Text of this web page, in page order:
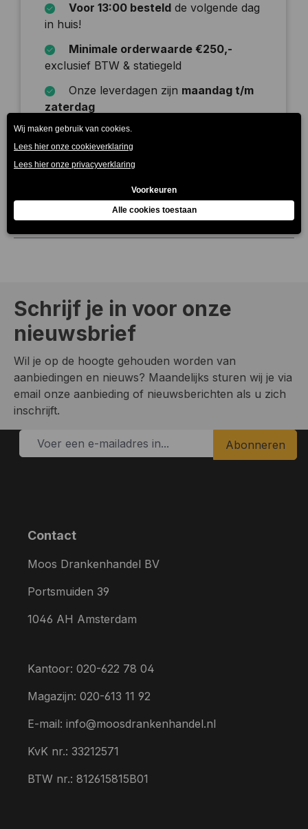
Voor 13:00 besteld de volgende dag
in huis!
Minimale orderwaarde €250,-
exclusief BTW & statiegeld
Onze leverdagen zijn maandag t/m
zaterdag
Beschrijving
Vuur & Vlam van brouwerij De Molen is een zwaar
gehopte India Pale Ale met een bloemig, fruitige
neus. Het bier heeft ee…Meer
Schrijf je in voor onze
nieuwsbrief
Wil je op de hoogte gehouden worden van
aanbiedingen en nieuws? Maandelijks sturen wij je via
email onze aanbieding of nieuwsberichten als u zich
inschrijft.
Abonneren
Contact
Moos Drankenhandel BV
Portsmuiden 39
1046 AH Amsterdam
Kantoor: 020-622 78 04
Magazijn: 020-613 11 92
E-mail: info@moosdrankenhandel.nl
KvK nr.: 33212571
BTW nr.: 812615815B01